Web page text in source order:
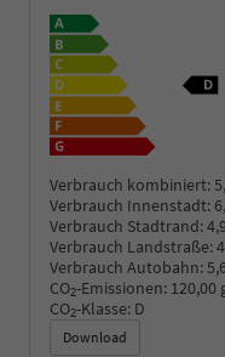
Verbrauch kombiniert:
Verbrauch Innenstadt:
Verbrauch Stadtrand:
Verbrauch Landstraße:
Verbrauch Autobahn:
CO2-Emissionen: 120,00
CO2-Klasse: D
Download